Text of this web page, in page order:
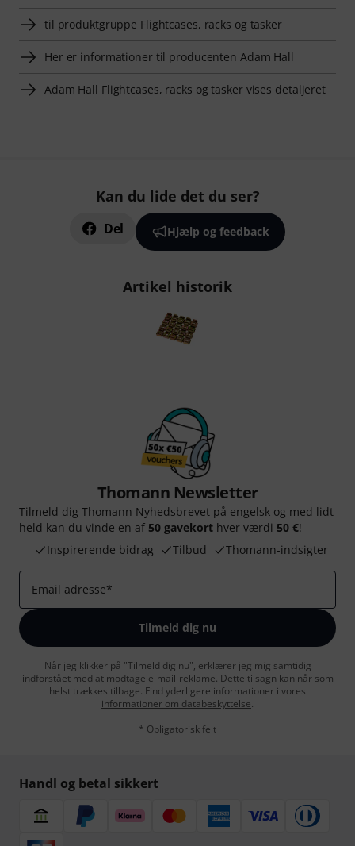
til produktgruppe Flightcases, racks og tasker
Her er informationer til producenten Adam Hall
Adam Hall Flightcases, racks og tasker vises detaljeret
Kan du lide det du ser?
Del Hjælp og feedback
Artikel historik
Thomann Newsletter
Tilmeld dig Thomann Nyhedsbrevet på engelsk og med lidt
held kan du vinde en af 50 gavekort hver værdi 50 €!
Inspirerende bidrag
Tilbud Thomann-indsigter
Email adresse*
Tilmeld dig nu
Når jeg klikker på "Tilmeld dig nu", erklærer jeg mig samtidig
indforstået med at modtage e-mail-reklame. Dette tilsagn kan når som
helst trækkes tilbage. Find yderligere informationer i vores
informationer om databeskyttelse.
* Obligatorisk felt
Handl og betal sikkert